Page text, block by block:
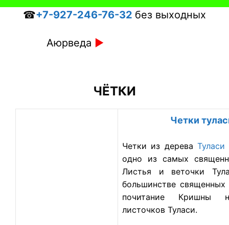
☎+7-927-246-76-32 без выходных
Аюрведа ►
ЧЁТКИ
Четки
Четки из дереваТуласи
одно из самых
Листья и веточки
большинстве
почитание Кришны
листочков Туласи.